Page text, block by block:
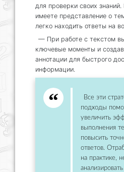
для проверки своих
имеете представление о
легко находить ответы на
— При работе с текстом
ключевые моменты и
аннотации для быстрого
информации.
Все эти
подходы
увеличить
выполнения
повысить
ответов.
на практике,